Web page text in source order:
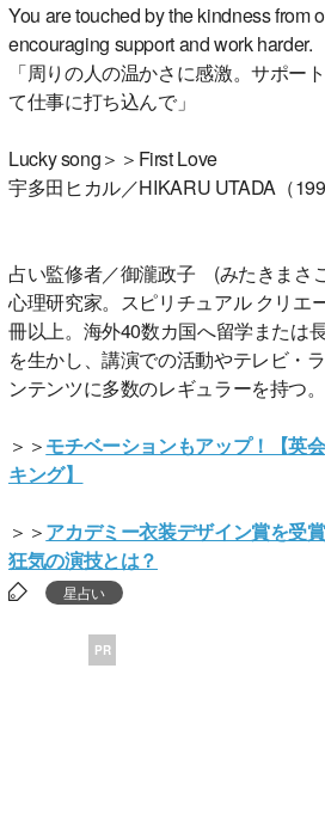
You are touched by the kindness from
encouraging support and work harder.
「周りの人の温かさに感激。サポー
て仕事に打ち込んで」
Lucky song＞＞First Love
宇多田ヒカル／HIKARU UTADA（
占い監修者／御瀧政子 (みたきまさ
心理研究家。スピリチュアル クリエ
冊以上。海外40数カ国へ留学または
を生かし、講演での活動やテレビ・
ンテンツに多数のレギュラーを持つ。
＞＞モチベーションもアップ！【英
キング】
＞＞アカデミー衣装デザイン賞を受
狂気の演技とは？
星占い
PR